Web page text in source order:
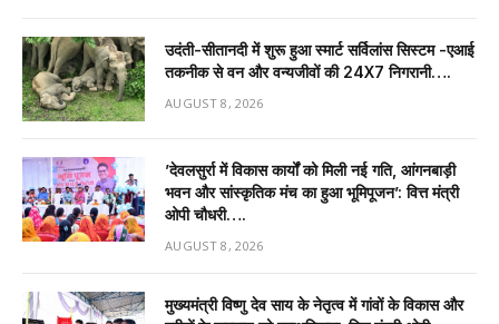
उदंती-सीतानदी में शुरू हुआ स्मार्ट सर्विलांस सिस्टम -एआई
तकनीक से वन और वन्यजीवों की 24X7 निगरानी….
AUGUST 8, 2026
’देवलसुर्रा में विकास कार्यों को मिली नई गति, आंगनबाड़ी
भवन और सांस्कृतिक मंच का हुआ भूमिपूजन’: वित्त मंत्री
ओपी चौधरी….
AUGUST 8, 2026
मुख्यमंत्री विष्णु देव साय के नेतृत्व में गांवों के विकास और